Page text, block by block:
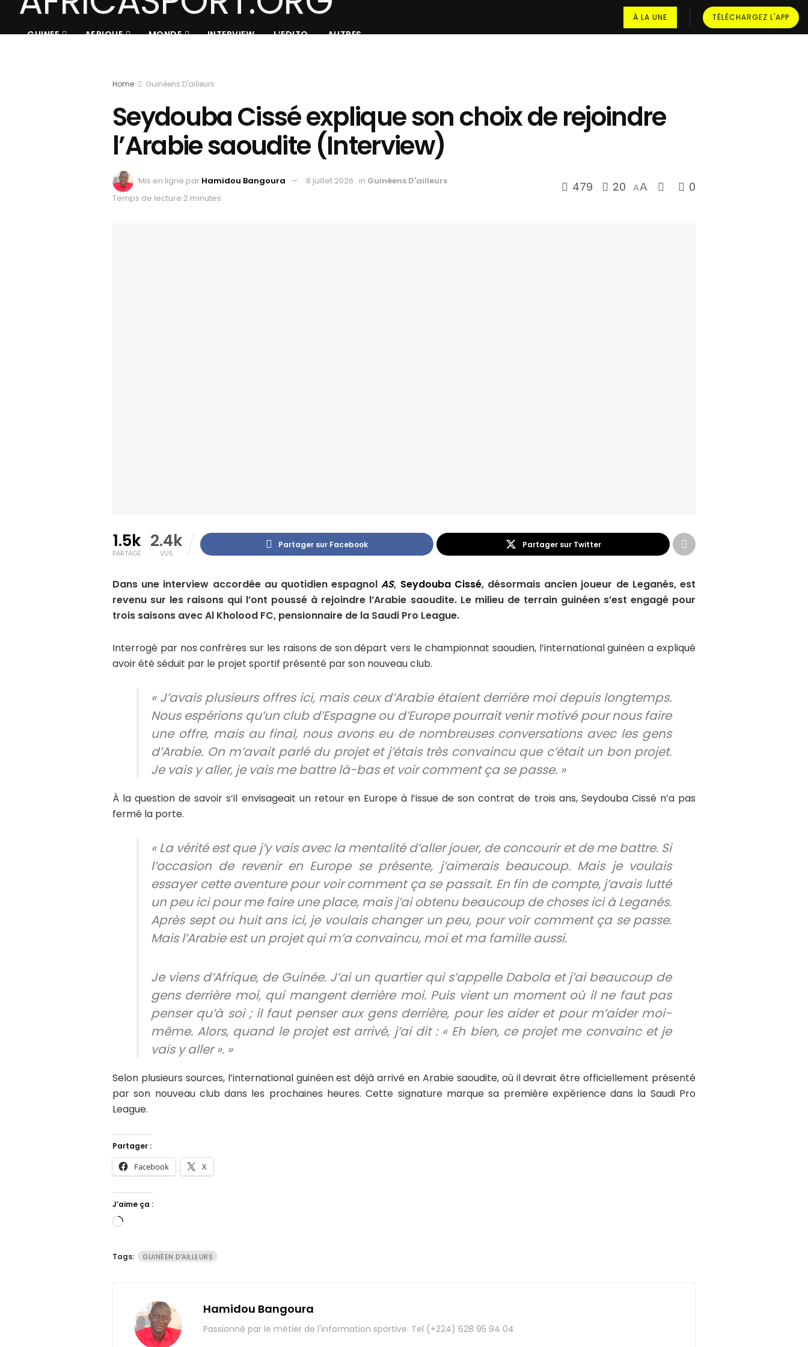
GUINEE AFRIQUE MONDE INTERVIEW L’EDITO AUTRES
À LA UNE TÉLÉCHARGEZ L'APP
Home Guinéens D'ailleurs
Seydouba Cissé explique son choix de rejoindre
l’Arabie saoudite (Interview)
Mis en ligne par Hamidou Bangoura 8 juillet 2026 in Guinéens D'ailleurs
Temps de lecture:2 minutes
479 20 AA 0
1.5k
PARTAGE
2.4k
VUS
Partager sur Facebook Partager sur Twitter
Dans une interview accordée au quotidien espagnolAS, Seydouba Cissé, désormais ancien joueur de Leganés, est
revenu sur les raisons qui l’ont poussé à rejoindre l’Arabie saoudite. Le milieu de terrain guinéen s’est engagé pour
trois saisons avec Al Kholood FC, pensionnaire de la Saudi Pro League.
Interrogé par nos confrères sur les raisons de son départ vers le championnat saoudien, l’international guinéen a expliqué
avoir été séduit par le projet sportif présenté par son nouveau club.
« J’avais plusieurs offres ici, mais ceux d’Arabie étaient derrière moi depuis longtemps.
Nous espérions qu’un club d’Espagne ou d’Europe pourrait venir motivé pour nous faire
une offre, mais au final, nous avons eu de nombreuses conversations avec les gens
d’Arabie. On m’avait parlé du projet et j’étais très convaincu que c’était un bon projet.
Je vais y aller, je vais me battre là-bas et voir comment ça se passe. »
À la question de savoir s’il envisageait un retour en Europe à l’issue de son contrat de trois ans, Seydouba Cissé n’a pas
fermé la porte.
« La vérité est que j’y vais avec la mentalité d’aller jouer, de concourir et de me battre. Si
l’occasion de revenir en Europe se présente, j’aimerais beaucoup. Mais je voulais
essayer cette aventure pour voir comment ça se passait. En fin de compte, j’avais lutté
un peu ici pour me faire une place, mais j’ai obtenu beaucoup de choses ici à Leganés.
Après sept ou huit ans ici, je voulais changer un peu, pour voir comment ça se passe.
Mais l’Arabie est un projet qui m’a convaincu, moi et ma famille aussi.
Je viens d’Afrique, de Guinée. J’ai un quartier qui s’appelle Dabola et j’ai beaucoup de
gens derrière moi, qui mangent derrière moi. Puis vient un moment où il ne faut pas
penser qu’à soi ; il faut penser aux gens derrière, pour les aider et pour m’aider moi-
même. Alors, quand le projet est arrivé, j’ai dit : « Eh bien, ce projet me convainc et je
vais y aller ». »
Selon plusieurs sources, l’international guinéen est déjà arrivé en Arabie saoudite, où il devrait être officiellement présenté
par son nouveau club dans les prochaines heures. Cette signature marque sa première expérience dans la Saudi Pro
League.
Partager :
Facebook X
J’aime ça :
Chargement…
Tags: GUINÉEN D'AILLEURS
Hamidou Bangoura
Passionné par le métier de l'information sportive. Tel (+224) 628 95 94 04